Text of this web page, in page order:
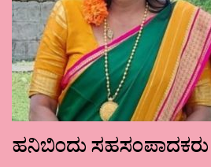
ಹನಿಬಿಂದು ಸಹಸಂಪಾದಕರು